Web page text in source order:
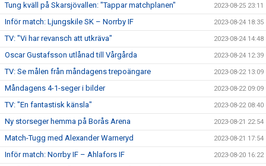
Tung kväll på Skarsjövallen: "Tappar matchplanen" 2023-08-25 23:11
Inför match: Ljungskile SK – Norrby IF 2023-08-24 18:35
TV: "Vi har revansch att utkräva" 2023-08-24 14:48
Oscar Gustafsson utlånad till Vårgårda 2023-08-24 12:39
TV: Se målen från måndagens trepoängare 2023-08-22 13:09
Måndagens 4-1-seger i bilder 2023-08-22 09:09
TV: "En fantastisk känsla" 2023-08-22 08:40
Ny storseger hemma på Borås Arena 2023-08-21 22:54
Match-Tugg med Alexander Warneryd 2023-08-21 17:54
Inför match: Norrby IF – Ahlafors IF 2023-08-20 16:22